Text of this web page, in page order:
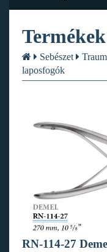
Termékek
Sebészet
laposfogók
RN-114-27